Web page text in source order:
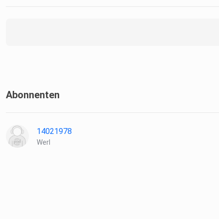
Abonnenten
14021978
Werl